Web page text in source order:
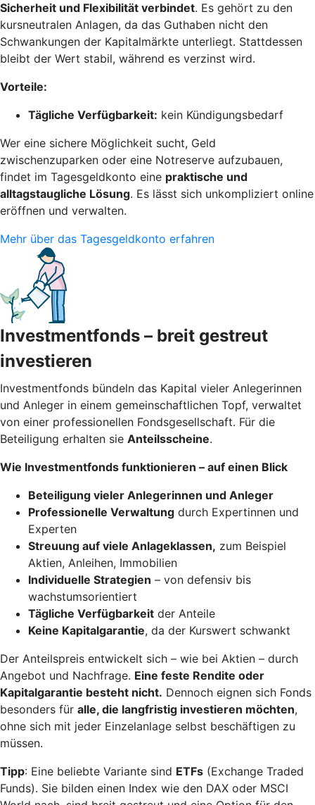
Sicherheit und Flexibilität verbindet. Es gehört zu den
kursneutralen Anlagen, da das Guthaben nicht den
Schwankungen der Kapitalmärkte unterliegt. Stattdessen
bleibt der Wert stabil, während es verzinst wird.
Vorteile:
Tägliche Verfügbarkeit: kein Kündigungsbedarf
Wer eine sichere Möglichkeit sucht, Geld
zwischenzuparken oder eine Notreserve aufzubauen,
findet im Tagesgeldkonto eine praktische und
alltagstaugliche Lösung. Es lässt sich unkompliziert online
eröffnen und verwalten.
Mehr über das Tagesgeldkonto erfahren
Investmentfonds – breit gestreut
investieren
Investmentfonds bündeln das Kapital vieler Anlegerinnen
und Anleger in einem gemeinschaftlichen Topf, verwaltet
von einer professionellen Fondsgesellschaft. Für die
Beteiligung erhalten sie Anteilsscheine.
Wie Investmentfonds funktionieren – auf einen Blick
Beteiligung vieler Anlegerinnen und Anleger
Professionelle Verwaltung durch Expertinnen und
Experten
Streuung auf viele Anlageklassen, zum Beispiel
Aktien, Anleihen, Immobilien
Individuelle Strategien – von defensiv bis
wachstumsorientiert
Tägliche Verfügbarkeit der Anteile
Keine Kapitalgarantie, da der Kurswert schwankt
Der Anteilspreis entwickelt sich – wie bei Aktien – durch
Angebot und Nachfrage. Eine feste Rendite oder
Kapitalgarantie besteht nicht. Dennoch eignen sich Fonds
besonders für alle, die langfristig investieren möchten,
ohne sich mit jeder Einzelanlage selbst beschäftigen zu
müssen.
Tipp: Eine beliebte Variante sind ETFs (Exchange Traded
Funds). Sie bilden einen Index wie den DAX oder MSCI